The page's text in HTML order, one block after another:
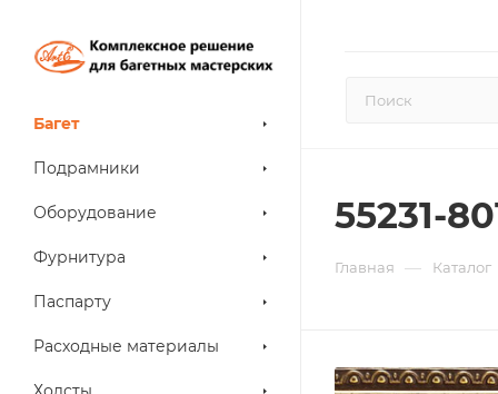
Багет
Подрамники
Оборудование
Фурнитура
Паспарту
Расходные материалы
55231-
Главная — Каталог